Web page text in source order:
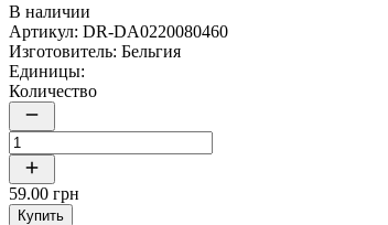
В наличии
Артикул: DR-DA0220080460
Изготовитель: Бельгия
Единицы:
Количество
59.00 грн
Купить